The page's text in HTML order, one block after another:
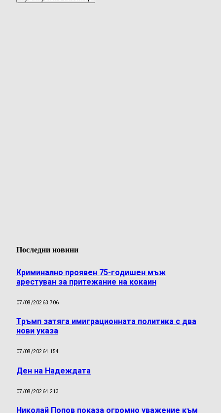
Последни новини
Криминално проявен 75-годишен мъж
арестуван за притежание на кокаин
07/08/20263 706
Тръмп затяга имиграционната политика с два
нови указа
07/08/20264 154
Ден на Надеждата
07/08/20264 213
Николай Попов показа огромно уважение към